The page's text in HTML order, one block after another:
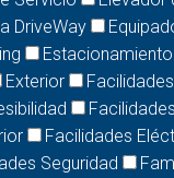
DriveWay
Exterior
Facilidades
Seguridad